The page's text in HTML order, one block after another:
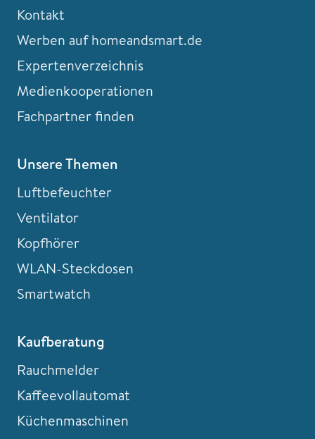
Kontakt
Werben auf homeandsmart.de
Expertenverzeichnis
Medienkooperationen
Fachpartner finden
Unsere Themen
Luftbefeuchter
Ventilator
Kopfhörer
WLAN-Steckdosen
Smartwatch
Kaufberatung
Rauchmelder
Kaffeevollautomat
Küchenmaschinen